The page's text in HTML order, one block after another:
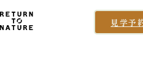
見学予